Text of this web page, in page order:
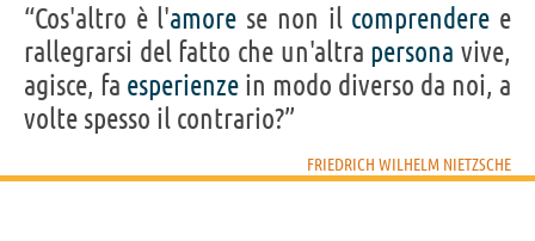
“Cos'altro è l'amore se non il comprendere e
rallegrarsi del fatto che un'altra persona vive,
agisce, fa esperienze in modo diverso da noi, a
volte spesso il contrario?”
FRIEDRICH WILHELM NIETZSCHE